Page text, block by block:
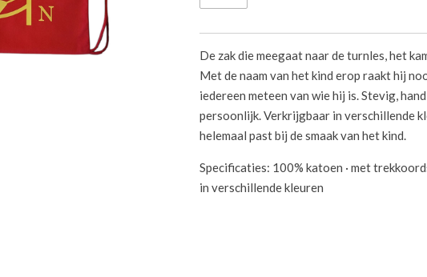
De zak die meegaat naar de turnles, het
Met de naam van het kind erop raakt hij
iedereen meteen van wie hij is. Stevig,
persoonlijk. Verkrijgbaar in verschillende
helemaal past bij de smaak van het kind.
Specificaties: 100% katoen · met
in verschillende kleuren